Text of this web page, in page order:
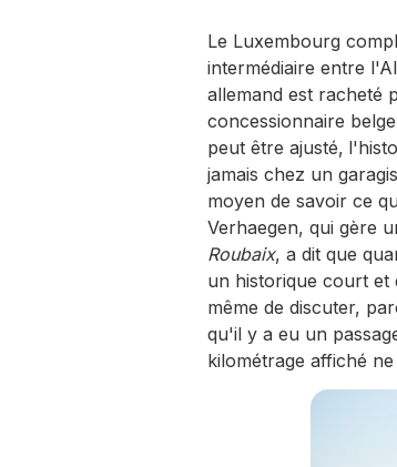
Le Luxembourg
intermédiaire entre
allemand est racheté
concessionnaire
peut être ajusté,
jamais chez un
moyen de savoir ce
Verhaegen, qui gère
Roubaix, a dit que
un historique court et
même de discuter,
qu'il y a eu un
kilométrage affiché